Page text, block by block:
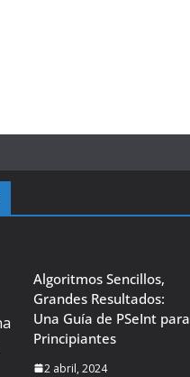
Algoritmos Sencillos,
Grandes Resultados:
Una Guía de PSeInt para
Principiantes
2 abril, 2024